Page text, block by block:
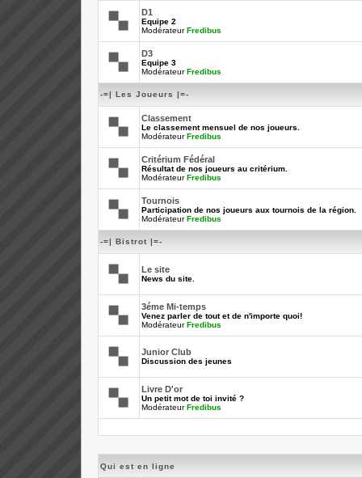
D1
Equipe 2
ModérateurFredibus
D3
Equipe 3
ModérateurFredibus
-=| Les Joueurs |=-
Classement
Le classement mensuel de nos joueurs.
ModérateurFredibus
Critérium Fédéral
Résultat de nos joueurs au critérium.
ModérateurFredibus
Tournois
Participation de nos joueurs aux tournois de la région.
ModérateurFredibus
-=| Bistrot |=-
Le site
News du site.
3éme Mi-temps
Venez parler de tout et de n'importe quoi!
ModérateurFredibus
Junior Club
Discussion des jeunes
Livre D'or
Un petit mot de toi invité ?
ModérateurFredibus
Qui est en ligne